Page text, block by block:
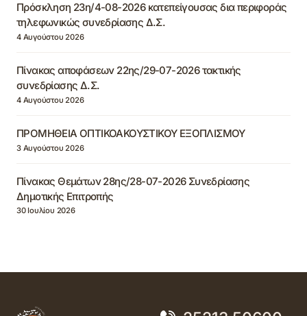
Πρόσκληση 23η/4-08-2026 κατεπείγουσας δια περιφοράς
τηλεφωνικώς συνεδρίασης Δ.Σ.
4 Αυγούστου 2026
Πίνακας αποφάσεων 22ης/29-07-2026 τακτικής
συνεδρίασης Δ.Σ.
4 Αυγούστου 2026
ΠΡΟΜΗΘΕΙΑ ΟΠΤΙΚΟΑΚΟΥΣΤΙΚΟΥ ΕΞΟΠΛΙΣΜΟΥ
3 Αυγούστου 2026
Πίνακας Θεμάτων 28ης/28-07-2026 Συνεδρίασης
Δημοτικής Επιτροπής
30 Ιουλίου 2026